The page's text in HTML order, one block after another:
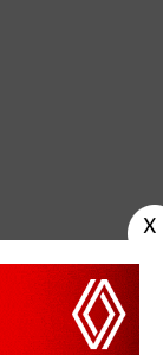
Área privada